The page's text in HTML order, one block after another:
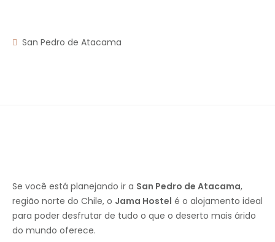
San Pedro de Atacama
Se você está planejando ir a San Pedro de Atacama,
região norte do Chile, o Jama Hostel é o alojamento ideal
para poder desfrutar de tudo o que o deserto mais árido
do mundo oferece.